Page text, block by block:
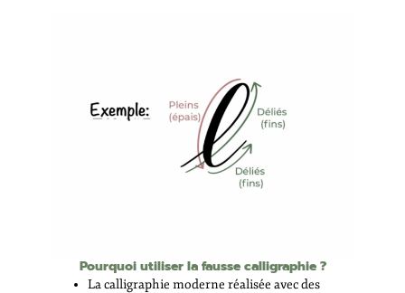
Pourquoi utiliser la fausse calligraphie ?
La calligraphie moderne réalisée avec des